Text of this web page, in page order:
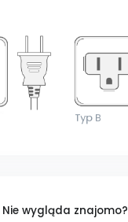
Nie wygląda znajomo?